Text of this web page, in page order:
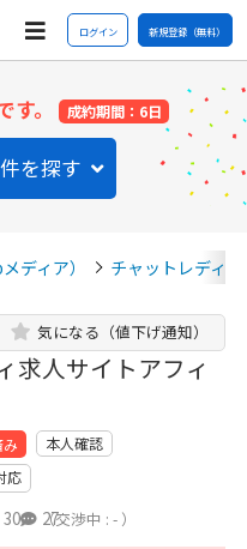
ログイン 新規登録（無料）
す。 成約期間：6日
を探す
ディア） チャットレディ
求人サイトアフィ
気になる（値下げ通知）
本人確認
応
30 27
（交渉中 : - ）